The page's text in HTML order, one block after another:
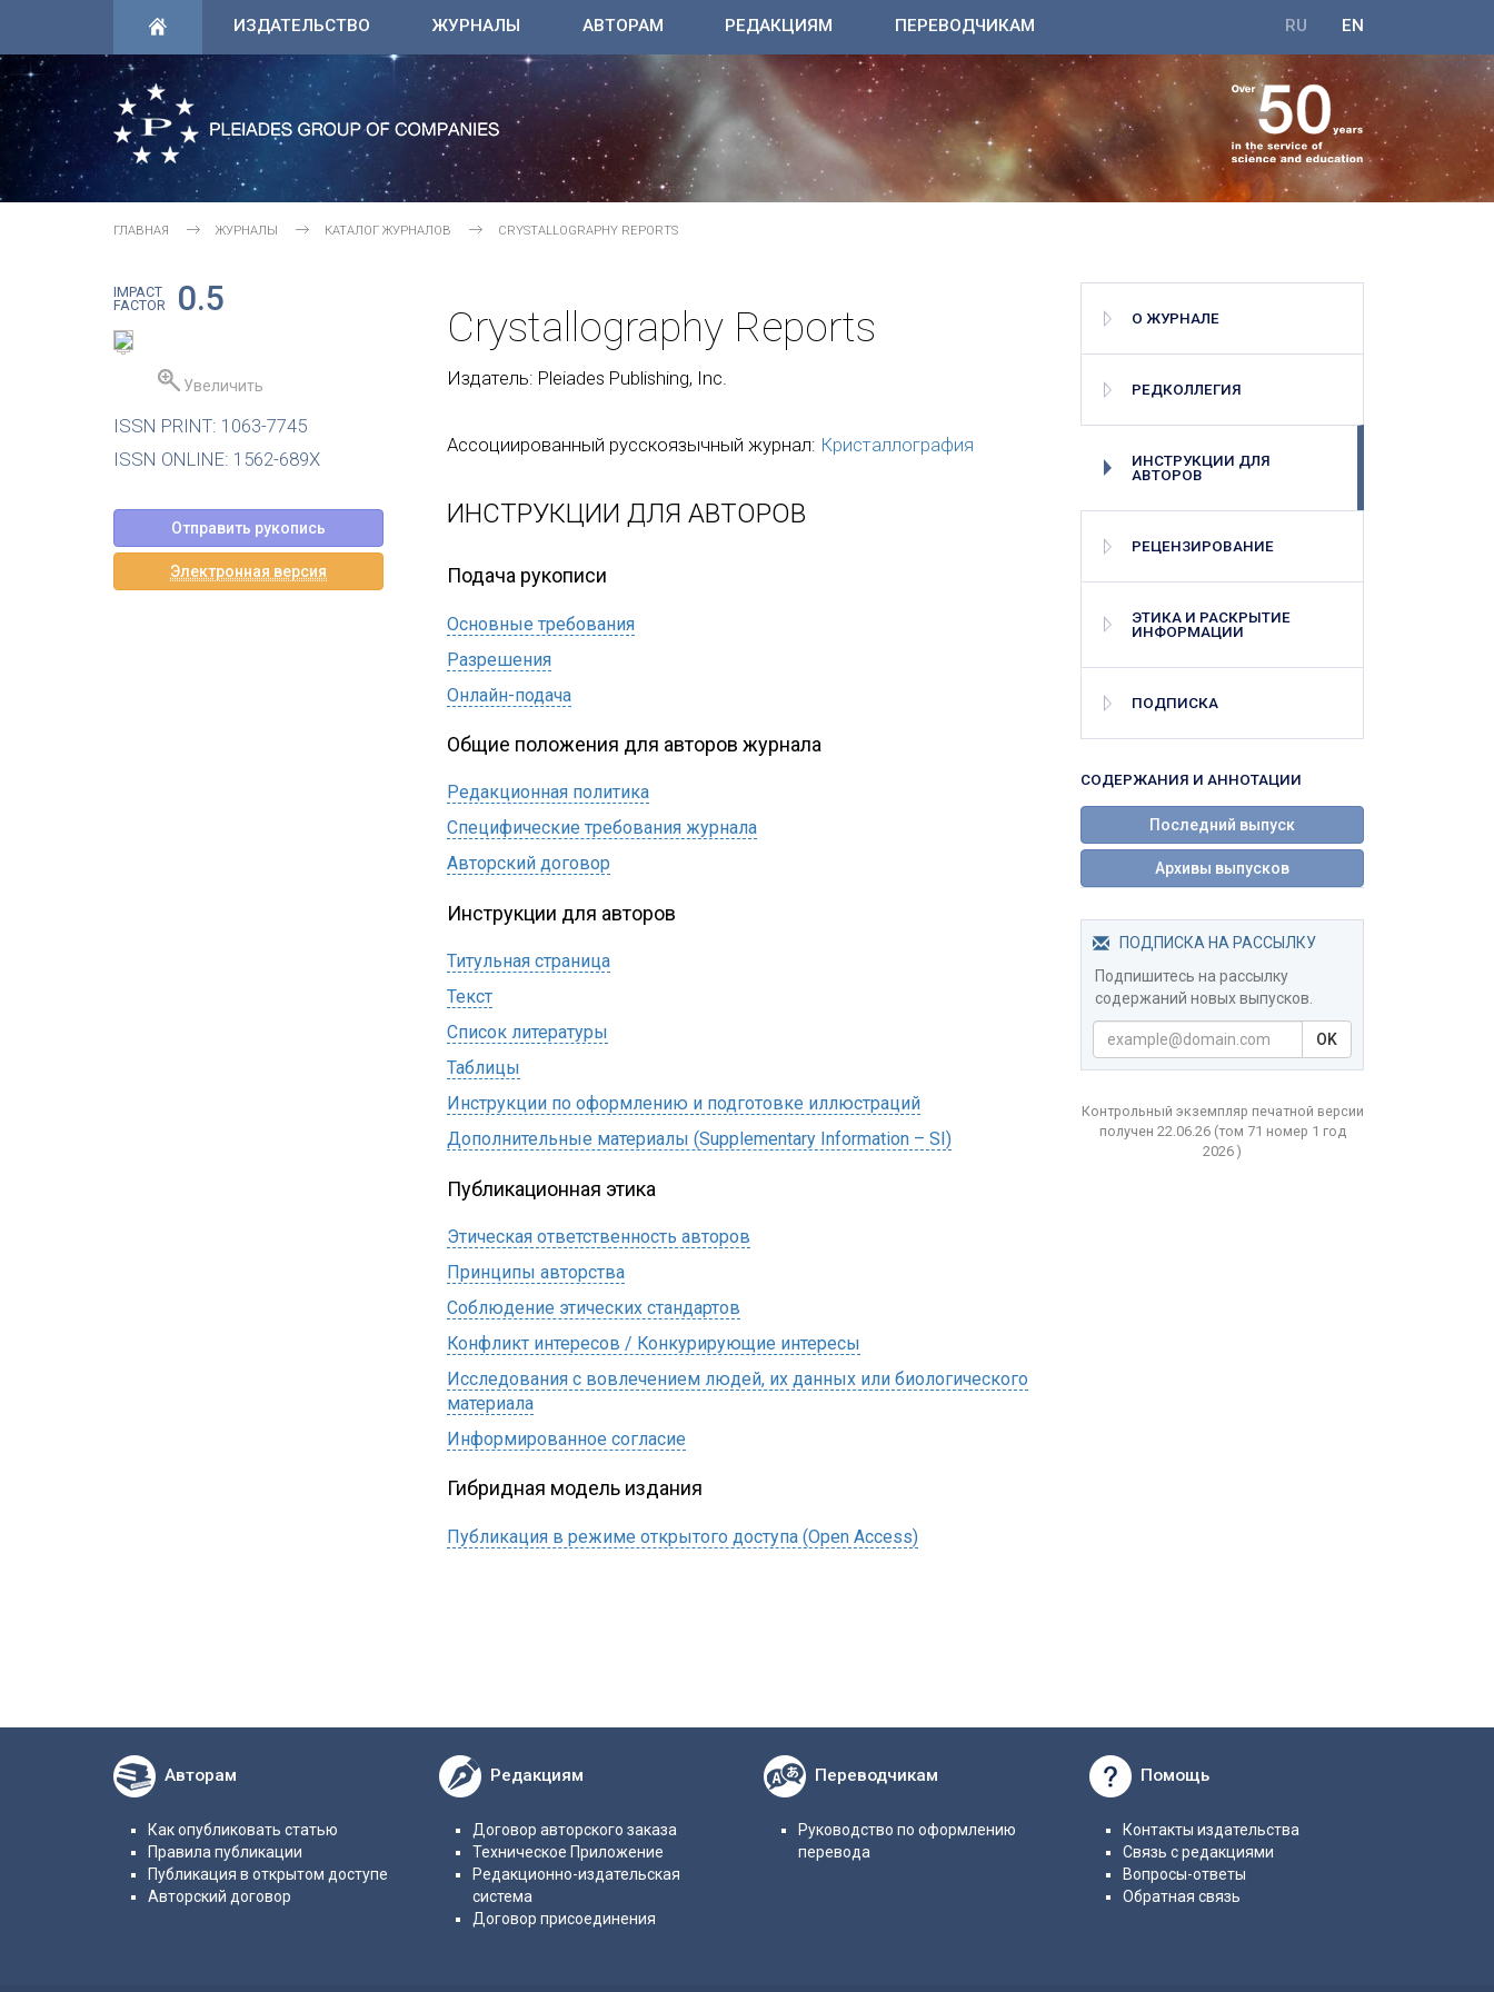
ИЗДАТЕЛЬСТВО ЖУРНАЛЫ АВТОРАМ РЕДАКЦИЯМ ПЕРЕВОДЧИКАМ EN
RU
ГЛАВНАЯ ЖУРНАЛЫ КАТАЛОГ ЖУРНАЛОВ CRYSTALLOGRAPHY REPORTS
IMPACT
FACTOR
0.5
Увеличить
ISSN PRINT: 1063-7745
ISSN ONLINE: 1562-689X
Отправить рукопись
Электронная версия
О ЖУРНАЛЕ
РЕДКОЛЛЕГИЯ
ИНСТРУКЦИИ ДЛЯ
АВТОРОВ
РЕЦЕНЗИРОВАНИЕ
ЭТИКА И РАСКРЫТИЕ
ИНФОРМАЦИИ
ПОДПИСКА
СОДЕРЖАНИЯ И АННОТАЦИИ
Последний выпуск
Архивы выпусков
ПОДПИСКА НА РАССЫЛКУ
Подпишитесь на рассылку
содержаний новых выпусков.
OK
Контрольный экземпляр печатной версии
получен 22.06.26 (том 71 номер 1 год
2026 )
Crystallography Reports
Издатель: Pleiades Publishing, Inc.
Ассоциированный русскоязычный журнал: Кристаллография
ИНСТРУКЦИИ ДЛЯ АВТОРОВ
Подача рукописи
Основные требования
Разрешения
Онлайн-подача
Общие положения для авторов журнала
Редакционная политика
Специфические требования журнала
Авторский договор
Инструкции для авторов
Титульная страница
Текст
Список литературы
Таблицы
Инструкции по оформлению и подготовке иллюстраций
Дополнительные материалы (Supplementary Information – SI)
Публикационная этика
Этическая ответственность авторов
Принципы авторства
Соблюдение этических стандартов
Конфликт интересов / Конкурирующие интересы
Исследования с вовлечением людей, их данных или биологического
материала
Информированное согласие
Гибридная модель издания
Публикация в режиме открытого доступа (Open Access)
Авторам
Как опубликовать статью
Правила публикации
Публикация в открытом доступе
Авторский договор
Редакциям
Договор авторского заказа
Техническое Приложение
Редакционно-издательская
система
Договор присоединения
Переводчикам
Руководство по оформлению
перевода
Помощь
Контакты издательства
Связь с редакциями
Вопросы-ответы
Обратная связь